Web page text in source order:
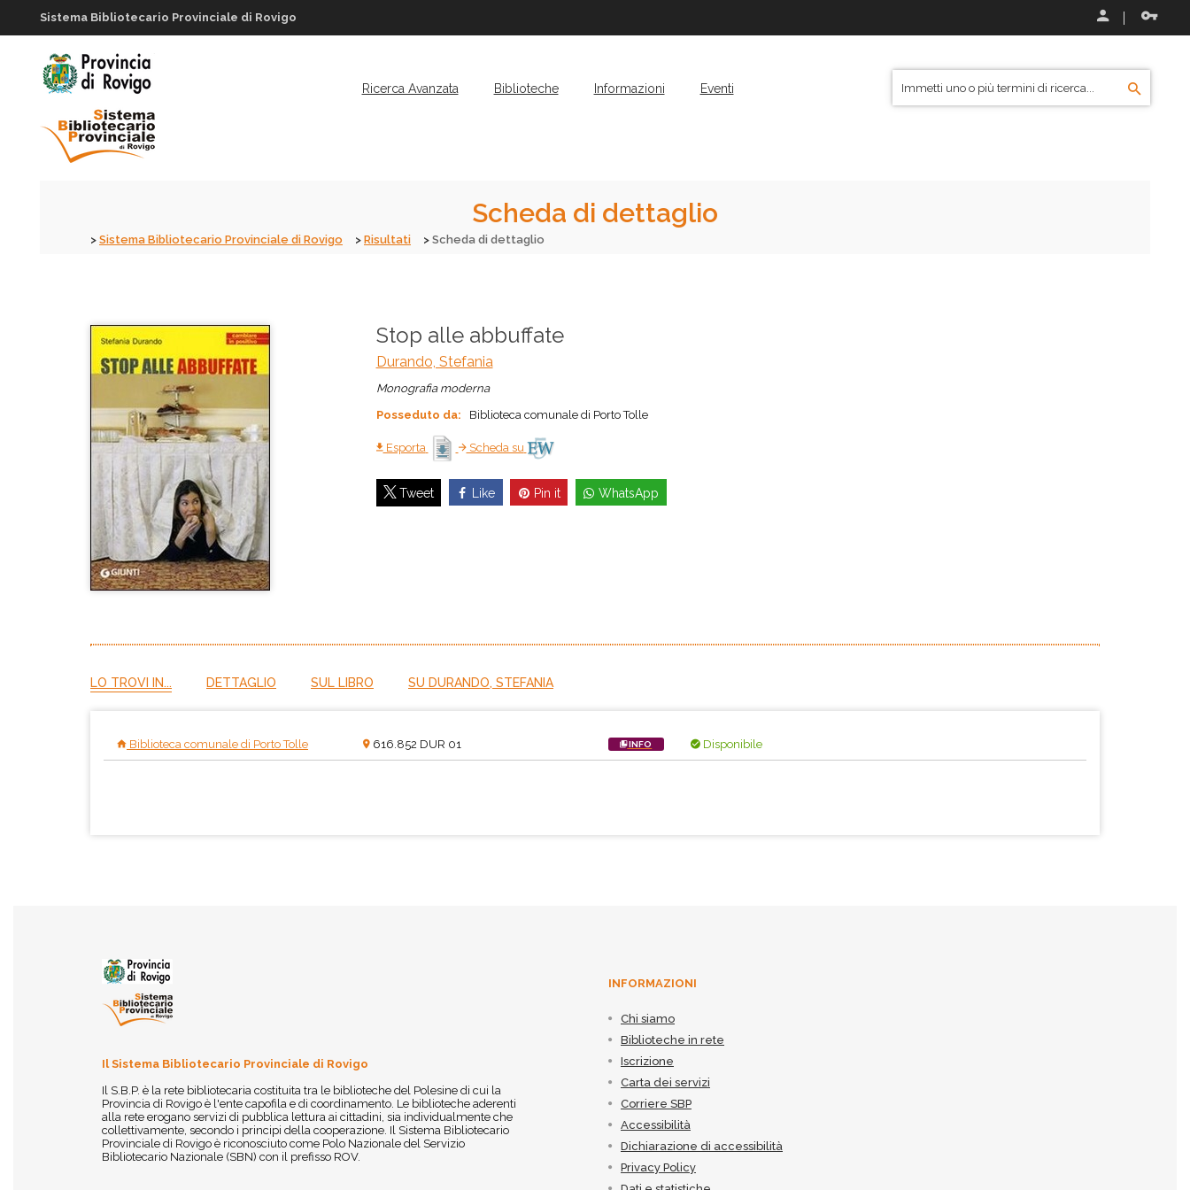
Sistema Bibliotecario Provinciale di Rovigo
Ricerca Avanzata Biblioteche Informazioni Eventi
Scheda di dettaglio
Sistema Bibliotecario Provinciale di Rovigo Risultati Scheda di dettaglio
Stop alle abbuffate
Durando, Stefania
Monografia moderna
Posseduto da:
Biblioteca comunale di Porto Tolle
Esporta Scheda su
Tweet Like Pin it WhatsApp
LO TROVI IN... DETTAGLIO SUL LIBRO SU DURANDO, STEFANIA
Biblioteca comunale di Porto Tolle 616.852 DUR 01 INFO Disponibile
Il Sistema Bibliotecario Provinciale di Rovigo
Il S.B.P. è la rete bibliotecaria costituita tra le biblioteche del Polesine di cui la
Provincia di Rovigo è l'ente capofila e di coordinamento. Le biblioteche aderenti
alla rete erogano servizi di pubblica lettura ai cittadini, sia individualmente che
collettivamente, secondo i principi della cooperazione. Il Sistema Bibliotecario
Provinciale di Rovigo è riconosciuto come Polo Nazionale del Servizio
Bibliotecario Nazionale (SBN) con il prefisso ROV.
INFORMAZIONI
Chi siamo
Biblioteche in rete
Iscrizione
Carta dei servizi
Corriere SBP
Accessibilità
Dichiarazione di accessibilità
Privacy Policy